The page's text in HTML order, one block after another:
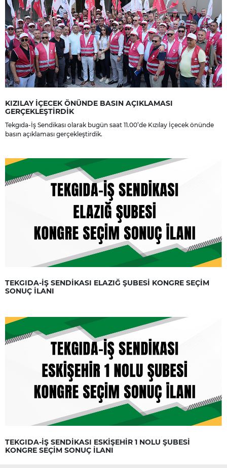
KIZILAY İÇECEK ÖNÜNDE BASIN AÇIKLAMASI
GERÇEKLEŞTİRDİK
Tekgıda-İş Sendikası olarak bugün saat 11.00’de Kızılay İçecek önünde
basın açıklaması gerçekleştirdik.
TEKGIDA-İŞ SENDİKASI ELAZIĞ ŞUBESİ KONGRE SEÇİM
SONUÇ İLANI
TEKGIDA-İŞ SENDİKASI ESKİŞEHİR 1 NOLU ŞUBESİ
KONGRE SEÇİM SONUÇ İLANI